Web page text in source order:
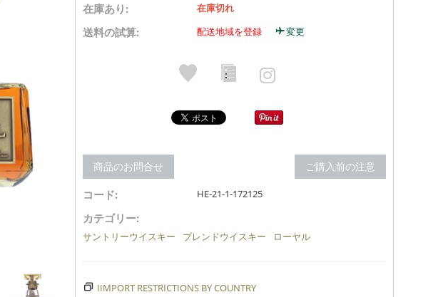
在庫あり: 在庫切れ
送料の試算: 配送地域を登録 変更
商品のお問合せ ご購入前の注意
コード: HE-21-1-172125
カテゴリー:
サントリーウイスキー ブレンドウイスキー ローヤル
IIMPORT RESTRICTIONS BY COUNTRY